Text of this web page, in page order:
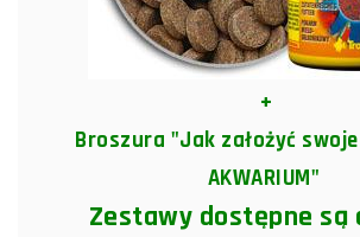
+
Broszura "Jak założyć
AKWARIUM"
Zestawy dostępne są